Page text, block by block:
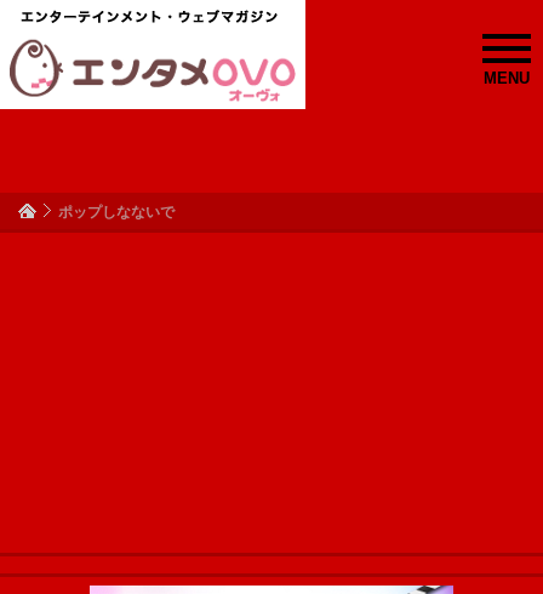
MENU
ポップしなないで